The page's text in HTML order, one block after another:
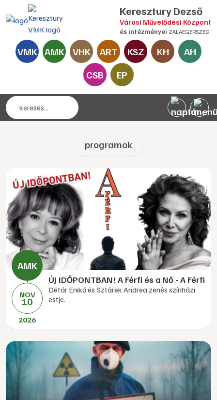
Keresztury Dezső
Városi Művelődési Központ
és intézményei ZALAEGERSZEG
VMK AMK VHK ART KSZ KH
AH
CSB
EP
programok
NOV
10
2026
ÚJ IDŐPONTBAN! A Férfi és a Nő - A Férfi
Détár Enikő és Sztárek Andrea zenés színházi
estje.